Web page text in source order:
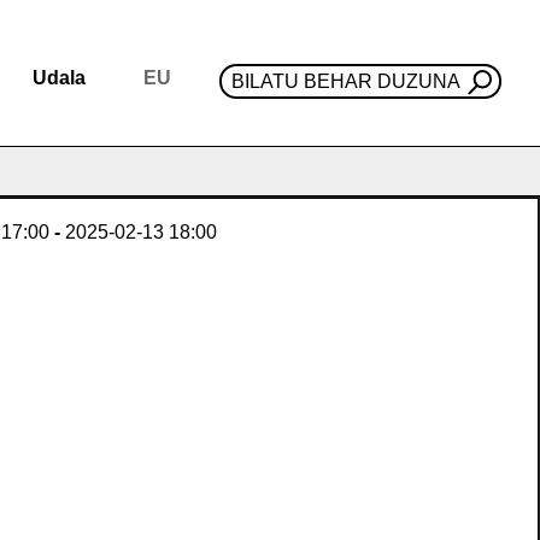
Udala EU BILATU BEHAR DUZUNA
17:00 - 2025-02-13 18:00